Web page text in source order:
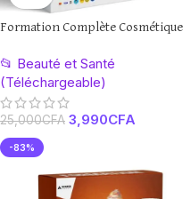
Formation Complète Cosmétique
📂 Beauté et Santé
(Téléchargeable)
25,000CFA 3,990CFA
-83%